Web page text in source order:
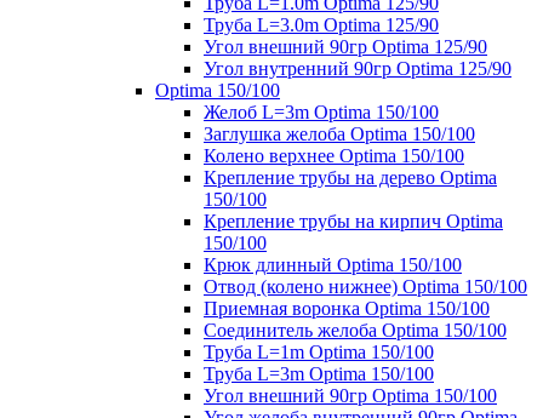
Труба L=3.0m Optima 125/90
Угол внешний 90гр Optima 125/90
Угол внутренний 90гр Optima 125/90
Optima 150/100
Желоб L=3m Optima 150/100
Заглушка желоба Optima 150/100
Колено верхнее Optima 150/100
Крепление трубы на дерево Optima
150/100
Крепление трубы на кирпич Optima
150/100
Крюк длинный Optima 150/100
Отвод (колено нижнее) Optima 150/100
Приемная воронка Optima 150/100
Соединитель желоба Optima 150/100
Труба L=1m Optima 150/100
Труба L=3m Optima 150/100
Угол внешний 90гр Optima 150/100